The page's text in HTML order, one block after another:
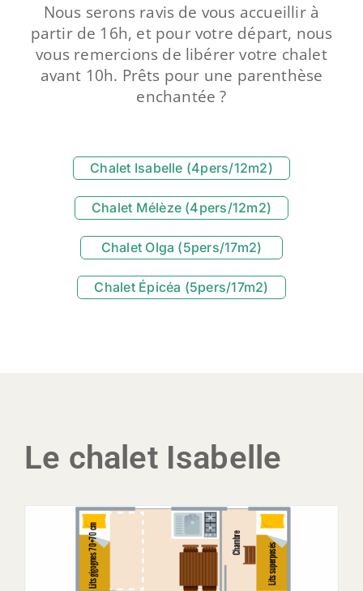
Nous serons ravis de vous accueillir à
partir de 16h, et pour votre départ, nous
vous remercions de libérer votre chalet
avant 10h. Prêts pour une parenthèse
enchantée ?
Chalet Isabelle (4pers/12m2)
Chalet Mélèze (4pers/12m2)
Chalet Olga (5pers/17m2)
Chalet Épicéa (5pers/17m2)
Le chalet Isabelle